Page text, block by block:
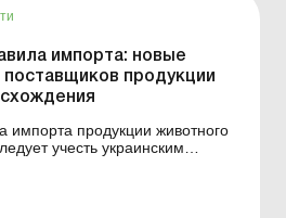
импорта: новые
продукции
импорта продукции животного
учесть украинским
в сфере производства,
продукции